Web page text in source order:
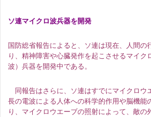
ソ連マイクロ波兵器を開発
国防総省報告によると、ソ連は現在、人間の
り、精神障害や心臓発作を起こさせるマイク
波）兵器を開発中である。
同報告はさらに、ソ連はすでにマイクロウ
長の電波による人体への科学的作用や脳機能
り、マイクロウエーブの照射によって、敵の